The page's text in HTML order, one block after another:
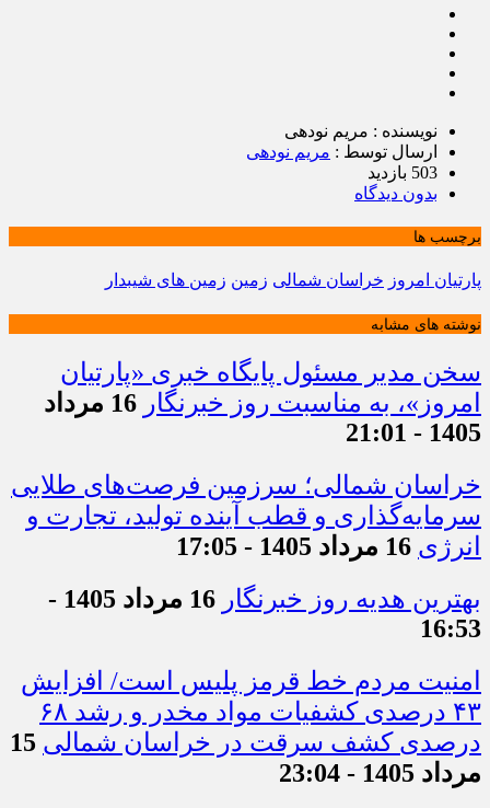
نویسنده : مریم نودهی
ارسال توسط : مریم نودهی
503 بازدید
بدون دیدگاه
برچسب ها
پارتیان امروز خراسان شمالی زمین زمین های شیبدار
نوشته های مشابه
سخن مدیر مسئول پایگاه خبری «پارتیان
امروز»، به مناسبت روز خبرنگار
16 مرداد
1405 - 21:01
خراسان شمالی؛ سرزمین فرصت‌های طلایی
سرمایه‌گذاری و قطب آینده تولید، تجارت و
انرژی 16 مرداد 1405 - 17:05
بهترین هدیه روز خبرنگار
16 مرداد 1405 -
16:53
امنیت مردم خط قرمز پلیس است/ افزایش
۴۳ درصدی کشفیات مواد مخدر و رشد ۶۸
درصدی کشف سرقت در خراسان شمالی 15
مرداد 1405 - 23:04